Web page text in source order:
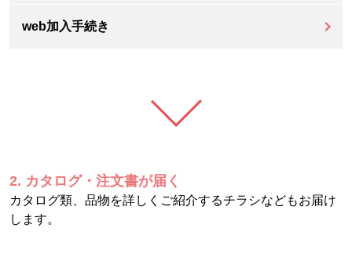
web加入手続き
2. カタログ・注文書が届く
カタログ類、品物を詳しくご紹介するチラシなどもお届け
します。